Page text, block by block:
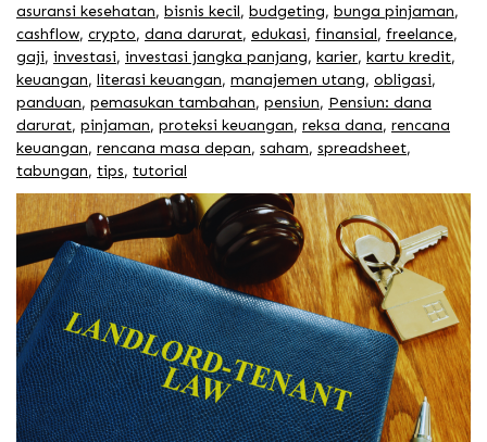
asuransi kesehatan, bisnis kecil, budgeting, bunga pinjaman,
cashflow, crypto, dana darurat, edukasi, finansial, freelance,
gaji, investasi, investasi jangka panjang, karier, kartu kredit,
keuangan, literasi keuangan, manajemen utang, obligasi,
panduan, pemasukan tambahan, pensiun, Pensiun: dana
darurat, pinjaman, proteksi keuangan, reksa dana, rencana
keuangan, rencana masa depan, saham, spreadsheet,
tabungan, tips, tutorial